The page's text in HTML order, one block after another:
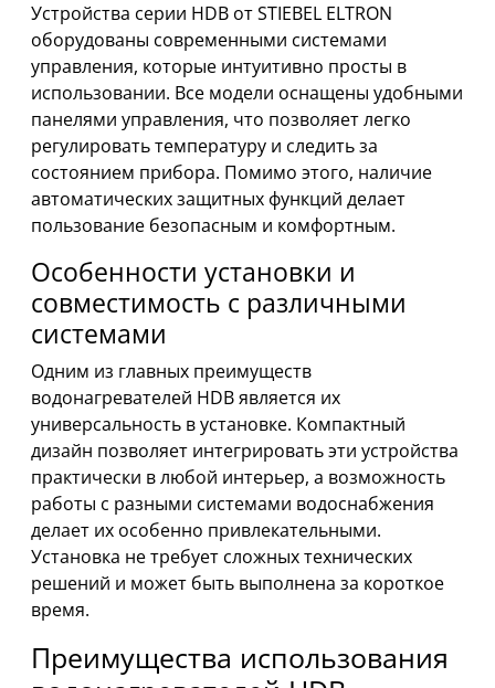
Устройства серии HDB от STIEBEL ELTRON
оборудованы современными системами
управления, которые интуитивно просты в
использовании. Все модели оснащены удобными
панелями управления, что позволяет легко
регулировать температуру и следить за
состоянием прибора. Помимо этого, наличие
автоматических защитных функций делает
пользование безопасным и комфортным.
Особенности установки и
совместимость с различными
системами
Одним из главных преимуществ
водонагревателей HDB является их
универсальность в установке. Компактный
дизайн позволяет интегрировать эти устройства
практически в любой интерьер, а возможность
работы с разными системами водоснабжения
делает их особенно привлекательными.
Установка не требует сложных технических
решений и может быть выполнена за короткое
время.
Преимущества использования